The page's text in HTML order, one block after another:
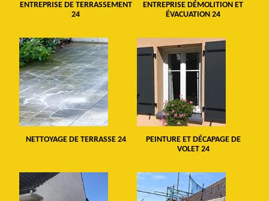
ENTREPRISE DE TERRASSEMENT
24
ENTREPRISE DÉMOLITION ET
ÉVACUATION 24
NETTOYAGE DE TERRASSE 24
PEINTURE ET DÉCAPAGE DE
VOLET 24